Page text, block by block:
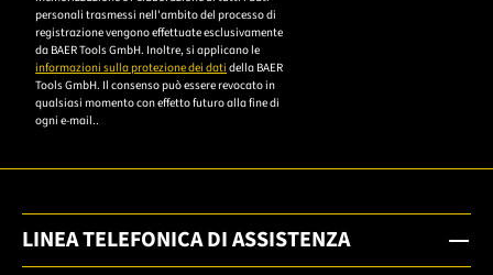
personali trasmessi nell'ambito del processo di
registrazione vengono effettuate esclusivamente
da BAER Tools GmbH. Inoltre, si applicano le
informazioni sulla protezione dei dati della BAER
Tools GmbH. Il consenso può essere revocato in
qualsiasi momento con effetto futuro alla fine di
ogni e-mail..
LINEA TELEFONICA DI ASSISTENZA